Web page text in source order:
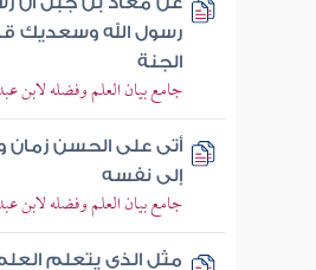
رسول الله وسعديك
الجنة
جامع بيان العلم وفضله لابن
أتى على الحسن
إلى نفسه
جامع بيان العلم وفضله لابن
مثل الذي يتعلم